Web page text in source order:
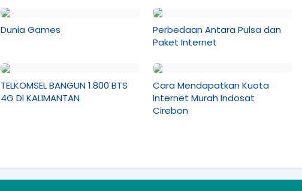
Dunia Games
Perbedaan Antara Pulsa dan
Paket Internet
TELKOMSEL BANGUN 1.800 BTS
4G DI KALIMANTAN
Cara Mendapatkan Kuota
Internet Murah Indosat
Cirebon